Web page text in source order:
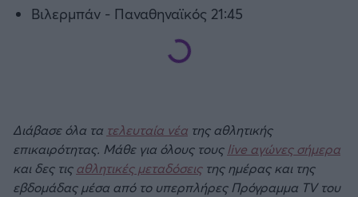
Βιλερμπάν - Παναθηναϊκός 21:45
Διάβασε όλα τα τελευταία νέα της αθλητικής
επικαιρότητας. Μάθε για όλους τους live αγώνες σήμερα
και δες τιςαθλητικές μεταδόσειςτης ημέρας και της
εβδομάδας μέσα από το υπερπλήρες Πρόγραμμα TV του